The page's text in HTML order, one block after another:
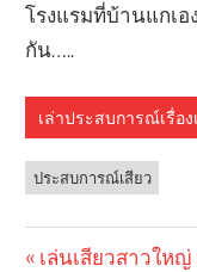
โรงแรมที่บ้านแกเ
กัน…..
เล่าประสบการณ์เรื่อง
ประสบการณ์เสียว
Previous
เล่นเสียวสาวให